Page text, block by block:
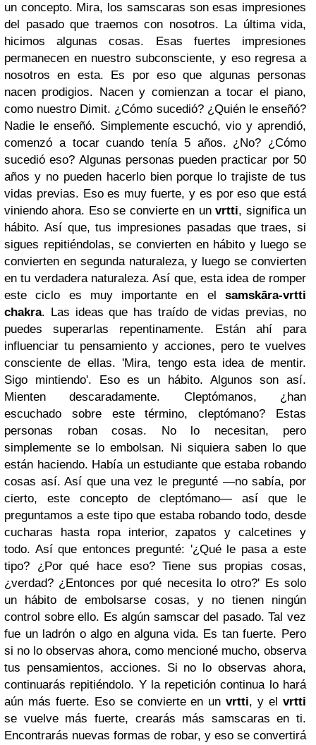
un concepto. Mira, los samscaras son esas impresiones
del pasado que traemos con nosotros. La última vida,
hicimos algunas cosas. Esas fuertes impresiones
permanecen en nuestro subconsciente, y eso regresa a
nosotros en esta. Es por eso que algunas personas
nacen prodigios. Nacen y comienzan a tocar el piano,
como nuestro Dimit. ¿Cómo sucedió? ¿Quién le enseñó?
Nadie le enseñó. Simplemente escuchó, vio y aprendió,
comenzó a tocar cuando tenía 5 años. ¿No? ¿Cómo
sucedió eso? Algunas personas pueden practicar por 50
años y no pueden hacerlo bien porque lo trajiste de tus
vidas previas. Eso es muy fuerte, y es por eso que está
viniendo ahora. Eso se convierte en unvrtti, significa un
hábito. Así que, tus impresiones pasadas que traes, si
sigues repitiéndolas, se convierten en hábito y luego se
convierten en segunda naturaleza, y luego se convierten
en tu verdadera naturaleza. Así que, esta idea de romper
este ciclo es muy importante en el samskāra-vrtti
chakra. Las ideas que has traído de vidas previas, no
puedes superarlas repentinamente. Están ahí para
influenciar tu pensamiento y acciones, pero te vuelves
consciente de ellas. 'Mira, tengo esta idea de mentir.
Sigo mintiendo'. Eso es un hábito. Algunos son así.
Mienten descaradamente. Cleptómanos, ¿han
escuchado sobre este término, cleptómano? Estas
personas roban cosas. No lo necesitan, pero
simplemente se lo embolsan. Ni siquiera saben lo que
están haciendo. Había un estudiante que estaba robando
cosas así. Así que una vez le pregunté —no sabía, por
cierto, este concepto de cleptómano— así que le
preguntamos a este tipo que estaba robando todo, desde
cucharas hasta ropa interior, zapatos y calcetines y
todo. Así que entonces pregunté: '¿Qué le pasa a este
tipo? ¿Por qué hace eso? Tiene sus propias cosas,
¿verdad? ¿Entonces por qué necesita lo otro?' Es solo
un hábito de embolsarse cosas, y no tienen ningún
control sobre ello. Es algún samscar del pasado. Tal vez
fue un ladrón o algo en alguna vida. Es tan fuerte. Pero
si no lo observas ahora, como mencioné mucho, observa
tus pensamientos, acciones. Si no lo observas ahora,
continuarás repitiéndolo. Y la repetición continua lo hará
aún más fuerte. Eso se convierte en unvrtti, y elvrtti
se vuelve más fuerte, crearás más samscaras en ti.
Encontrarás nuevas formas de robar, y eso se convertirá